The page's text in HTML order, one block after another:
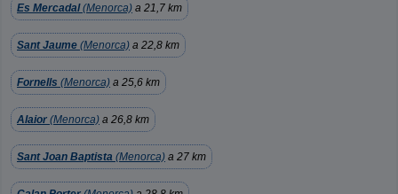
Es Mercadal(Menorca) a 21,7 km
Sant Jaume (Menorca) a 22,8 km
Fornells (Menorca) a 25,6 km
Alaior (Menorca) a 26,8 km
Sant Joan Baptista (Menorca) a 27 km